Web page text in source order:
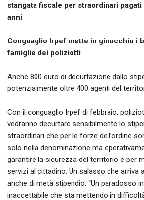
stangata fiscale per straordinari pagati
anni
Conguaglio Irpef mette in ginocchio i
famiglie dei poliziotti
Anche 800 euro di decurtazione dallo
potenzialmente oltre 400 agenti del
Con il conguaglio Irpef di febbraio,
vedranno decurtare sensibilmente lo
straordinari che per le forze dell’ordine
solo nella denominazione ma
garantire la sicurezza del territorio e per
servizi al cittadino. Un salasso che arriva
anche di metà stipendio. “Un paradosso
inaccettabile che sta mettendo in